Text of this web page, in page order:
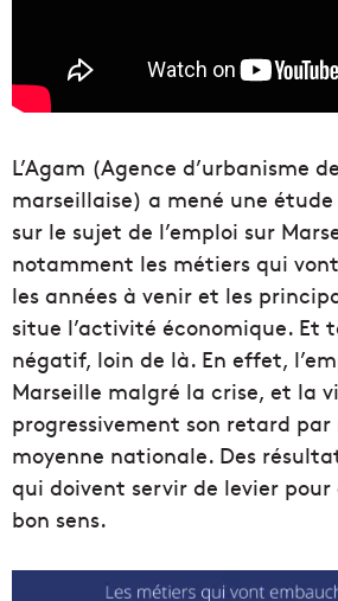
L’Agam (Agence d’urbanisme
marseillaise) a mené une
sur le sujet de l’emploi sur
notamment les métiers qui
les années à venir et les
situe l’activité économique. Et
négatif, loin de là. En effet,
Marseille malgré la crise, et la
progressivement son retard
moyenne nationale. Des
qui doivent servir de levier
bon sens.